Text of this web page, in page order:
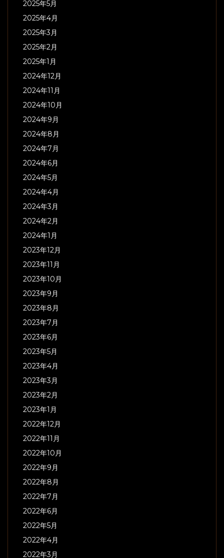
2025年5月
2025年4月
2025年3月
2025年2月
2025年1月
2024年12月
2024年11月
2024年10月
2024年9月
2024年8月
2024年7月
2024年6月
2024年5月
2024年4月
2024年3月
2024年2月
2024年1月
2023年12月
2023年11月
2023年10月
2023年9月
2023年8月
2023年7月
2023年6月
2023年5月
2023年4月
2023年3月
2023年2月
2023年1月
2022年12月
2022年11月
2022年10月
2022年9月
2022年8月
2022年7月
2022年6月
2022年5月
2022年4月
2022年3月